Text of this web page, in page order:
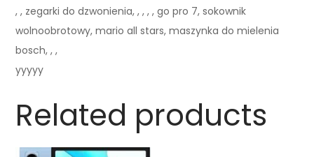
, , zegarki do dzwonienia, , , , , go pro 7, sokownik
wolnoobrotowy, mario all stars, maszynka do mielenia
bosch, , ,
yyyyy
Related products